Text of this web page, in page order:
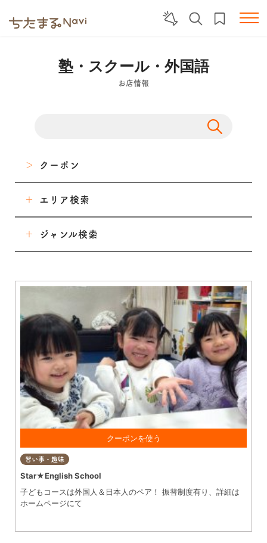
塾・スクール・外国語
お店情報
クーポン
エリア検索
東海市
大府市
阿久比町
常滑市
半田市
武豊町
美浜町
南知多町
ジャンル検索
ショップ
住まい・暮らし
習い事・趣味
観光・自然
遊ぶ・楽しむ
①入学金0円！ ②体験レッスン無料！ ※①②の併用OK
習い事・趣味
Star★English School
子どもコースは外国人＆日本人のペア！ 振替制度有り、詳細は
ホームページにて